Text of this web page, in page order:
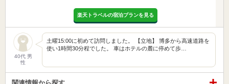
楽天トラベルの宿泊プランを見る
40代 男
性
土曜15:00に初めて訪問しました。 【立地】 博多から高速道路を
使い1時間30分程でした。 車はホテルの麓に停めて歩…